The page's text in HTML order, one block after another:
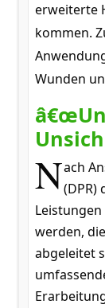
erweiterte
kommen.
Wunden
Nach
werden,
abgeleitet